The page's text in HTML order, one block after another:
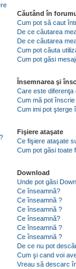
Căutând în
Cum pot să caut
De ce căutarea
De ce căutarea
Cum pot căuta
Cum pot găsi
Însemnarea şi
Care este
Cum mă pot
Cum imi pot şterge
Fişiere ataşate
Ce fişiere ataşate
Cum pot găsi toate
Download
Unde pot găsi
Ce înseamnă?
Ce înseamnă ?
Ce înseamnă ?
Ce înseamnă?
Ce înseamnă ?
Ce înseamnă ?
De ce nu pot
Cum şi cand voi
Vreau să descarc